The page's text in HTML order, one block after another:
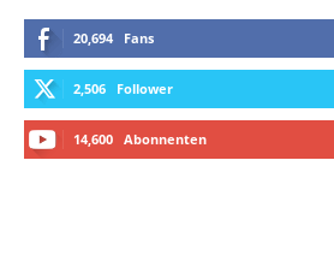
20,694 Fans
2,506 Follower
14,600 Abonnenten